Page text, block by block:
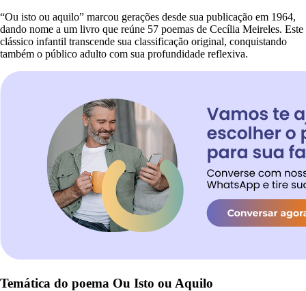
“Ou isto ou aquilo” marcou gerações desde sua publicação em 1964,
dando nome a um livro que reúne 57 poemas de Cecília Meireles. Este
clássico infantil transcende sua classificação original, conquistando
também o público adulto com sua profundidade reflexiva.
Temática do poema Ou Isto ou Aquilo